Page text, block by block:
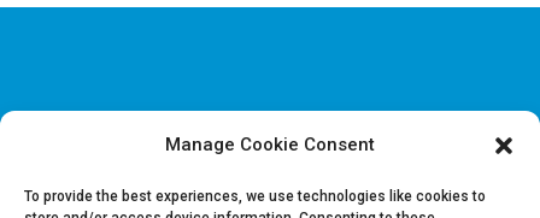
Manage Cookie Consent
To provide the best experiences, we use technologies like cookies to
Disclaimer & Juridische Informatie